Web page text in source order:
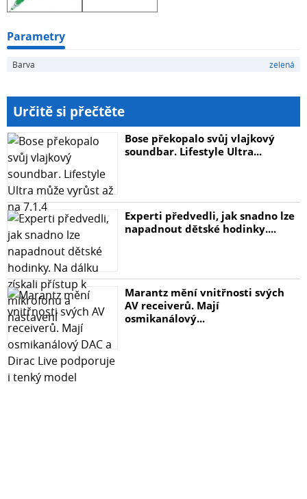
Parametry
Barva zelená
Určitě si přečtěte
Bose překopalo svůj vlajkový
soundbar. Lifestyle Ultra...
Experti předvedli, jak snadno lze
napadnout dětské hodinky....
Marantz mění vnitřnosti svých
AV receiverů. Mají
osmikanálový...